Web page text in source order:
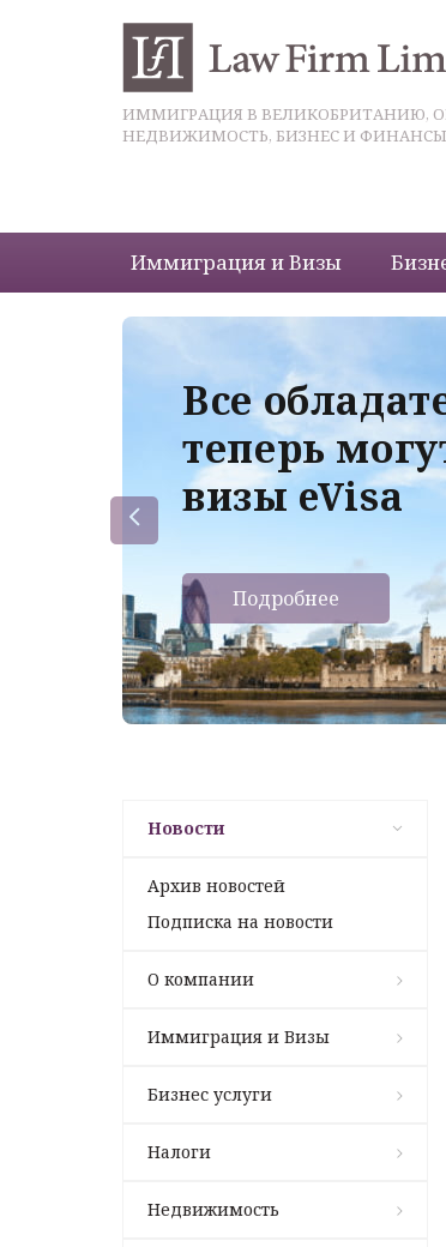
ИММИГРАЦИЯ В ВЕЛИКОБРИТАНИЮ,
НЕДВИЖИМОСТЬ, БИЗНЕС И
Иммиграция и Визы
Все
теперь
визы eVisa
Подробнее
Новости
Архив новостей
Подписка на новости
О компании
Иммиграция и Визы
Бизнес услуги
Налоги
Недвижимость